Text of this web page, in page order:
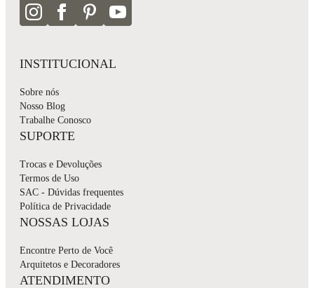
INSTITUCIONAL
Sobre nós
Nosso Blog
Trabalhe Conosco
SUPORTE
Trocas e Devoluções
Termos de Uso
SAC - Dúvidas frequentes
Política de Privacidade
NOSSAS LOJAS
Encontre Perto de Você
Arquitetos e Decoradores
ATENDIMENTO